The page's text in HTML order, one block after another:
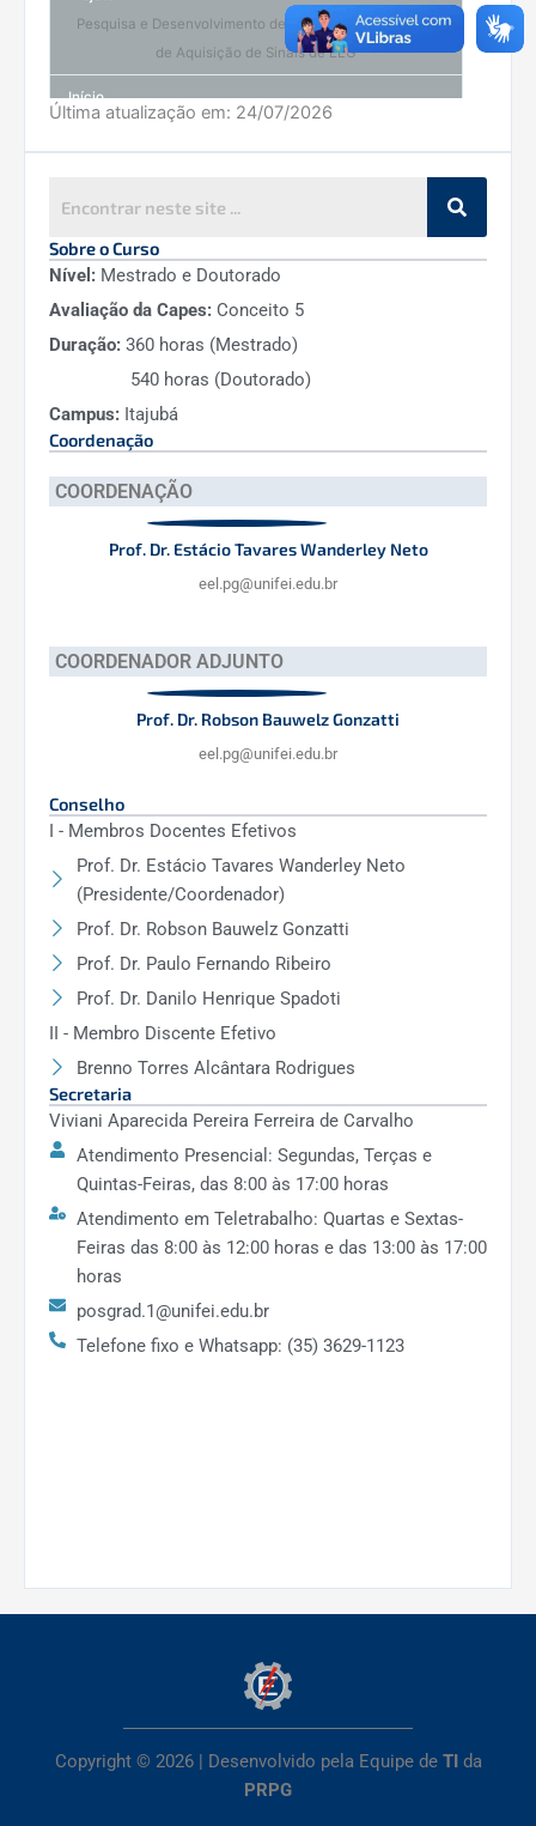
Pesquisa e Desenvolvimento de Um Sistema Integrado
de Aquisição de Sinais de EEG
2019
Red Iberoamericana de Generación Distribuida y
Microrredes Eléctricas Inteligentes (RIGMEI)
2019
Teoria de Singularidades e Aplicações à Geometria
Diferencial, Equações Diferenciais e Visão
Computacional
2019
–
Estabilidade em Sistemas Elétricos de Potência
2018
–
Desenvolvimento de Filtros Ativos de Potência para
Microgrids
–
Desenvolvimento e Aperfeiçoamento de Módulos de
Rádio para Internet das Coisas
–
Novos métodos de modelagem e identificação de
parâmetros em máquinas síncronas
Última atualização em: 24/07/2026
Sobre o Curso
Nível: Mestrado e Doutorado
Avaliação da Capes: Conceito 5
Duração: 360 horas (Mestrado)
540 horas (Doutorado)
Campus: Itajubá
Coordenação
COORDENAÇÃO
Prof. Dr. Estácio Tavares Wanderley Neto
eel.pg@unifei.edu.br
COORDENADOR ADJUNTO
Prof. Dr. Robson Bauwelz Gonzatti
eel.pg@unifei.edu.br
Conselho
I - Membros Docentes Efetivos
Prof. Dr. Estácio Tavares Wanderley Neto
(Presidente/Coordenador)
Prof. Dr. Robson Bauwelz Gonzatti
Prof. Dr. Paulo Fernando Ribeiro
Prof. Dr. Danilo Henrique Spadoti
II - Membro Discente Efetivo
Brenno Torres Alcântara Rodrigues
Secretaria
Viviani Aparecida Pereira Ferreira de Carvalho
Atendimento Presencial: Segundas, Terças e
Quintas-Feiras, das 8:00 às 17:00 horas
Atendimento em Teletrabalho: Quartas e Sextas-
Feiras das 8:00 às 12:00 horas e das 13:00 às 17:00
horas
posgrad.1@unifei.edu.br
Telefone fixo e Whatsapp: (35) 3629-1123
Copyright © 2026 | Desenvolvido pela Equipe de TI da
PRPG